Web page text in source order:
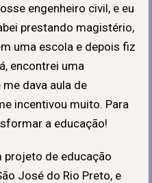
engenheiro civil, e eu
prestando magistério,
uma escola e depois fiz
encontrei uma
dava aula de
incentivou muito. Para
a educação!
projeto de educação
José do Rio Preto, e